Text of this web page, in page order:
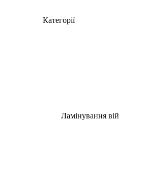
Категорії
Ламінування вій